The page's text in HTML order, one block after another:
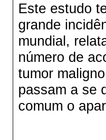
Este estudo
grande
mundial,
número de
tumor
passam a se
comum o